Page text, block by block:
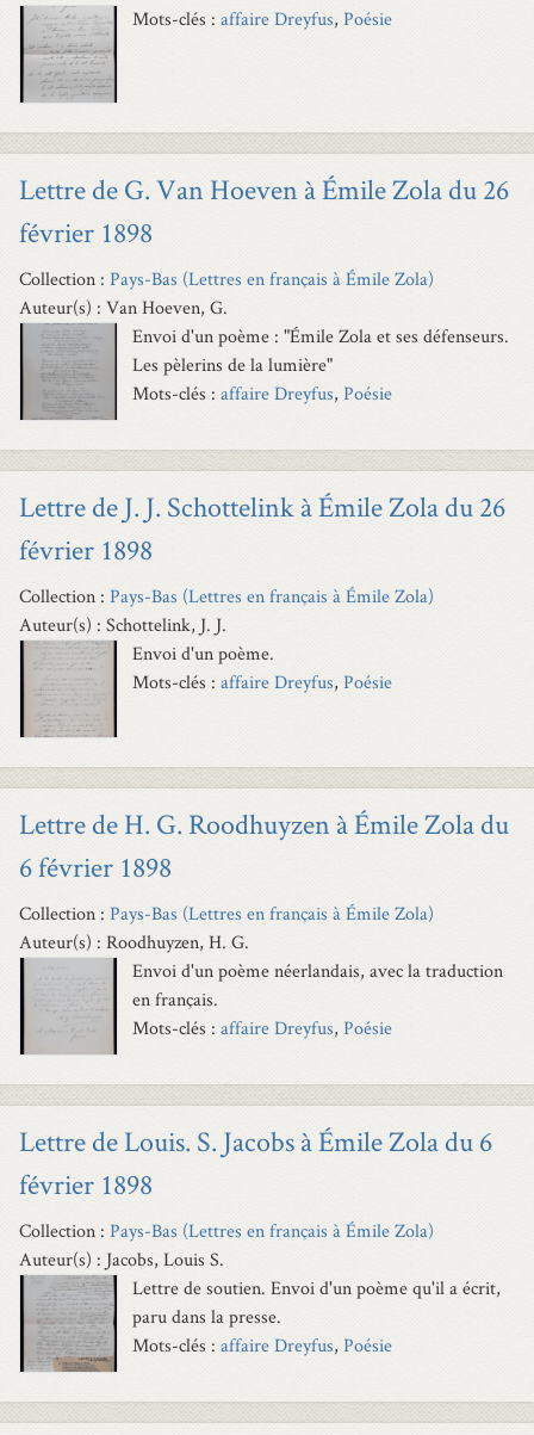
Mots-clés : affaire Dreyfus, Poésie
Lettre de G. Van Hoeven à Émile Zola du 26
février 1898
Collection : Pays-Bas (Lettres en français à Émile Zola)
Auteur(s) : Van Hoeven, G.
Envoi d'un poème : "Émile Zola et ses défenseurs.
Les pèlerins de la lumière"
Mots-clés : affaire Dreyfus, Poésie
Lettre de J. J. Schottelink à Émile Zola du 26
février 1898
Collection : Pays-Bas (Lettres en français à Émile Zola)
Auteur(s) : Schottelink, J. J.
Envoi d'un poème.
Mots-clés : affaire Dreyfus, Poésie
Lettre de H. G. Roodhuyzen à Émile Zola du
6 février 1898
Collection : Pays-Bas (Lettres en français à Émile Zola)
Auteur(s) : Roodhuyzen, H. G.
Envoi d'un poème néerlandais, avec la traduction
en français.
Mots-clés : affaire Dreyfus, Poésie
Lettre de Louis. S. Jacobs à Émile Zola du 6
février 1898
Collection : Pays-Bas (Lettres en français à Émile Zola)
Auteur(s) : Jacobs, Louis S.
Lettre de soutien. Envoi d'un poème qu'il a écrit,
paru dans la presse.
Mots-clés : affaire Dreyfus, Poésie